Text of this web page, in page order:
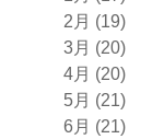
2月 (19)
3月 (20)
4月 (20)
5月 (21)
6月 (21)